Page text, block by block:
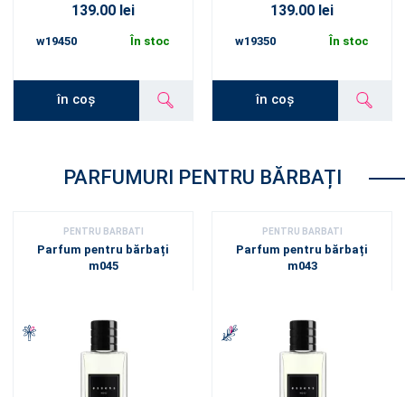
139.00 lei
w19450 În stoc
în coș
139.00 lei
w19350 În stoc
în coș
PARFUMURI PENTRU BĂRBAȚI
PENTRU BARBATI
Parfum pentru bărbați
m045
PENTRU BARBATI
Parfum pentru bărbați
m043